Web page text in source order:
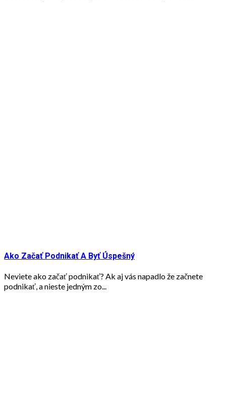
Ako Začať Podnikať A Byť Úspešný
Neviete ako začať podnikať? Ak aj vás napadlo že začnete
podnikať, a nieste jedným zo...